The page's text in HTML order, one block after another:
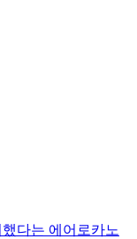
다는 에어로카노